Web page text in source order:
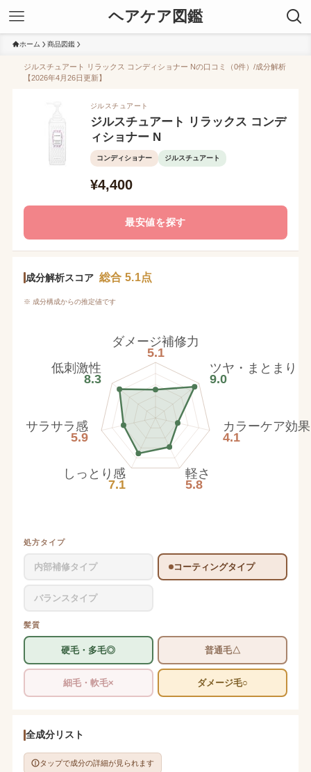
ヘアケア図鑑
ホーム 商品図鑑
ジルスチュアート リラックス コンディショナー Nの口コミ（0件）/成分解析
【2026年4月26日更新】
ジルスチュアート
ジルスチュアート リラックス コンデ
ィショナー N
コンディショナー ジルスチュアート
¥4,400
最安値を探す
成分解析スコア 総合 5.1点
※ 成分構成からの推定値です
ダメージ補修力
5.1
ツヤ・まとまり
9.0
カラーケア効果
4.1
軽さ
5.8
しっとり感
7.1
サラサラ感
5.9
低刺激性
8.3
処方タイプ
内部補修タイプ コーティングタイプ
バランスタイプ
髪質
硬毛・多毛◎ 普通毛△
細毛・軟毛× ダメージ毛○
全成分リスト
タップで成分の詳細が見られます